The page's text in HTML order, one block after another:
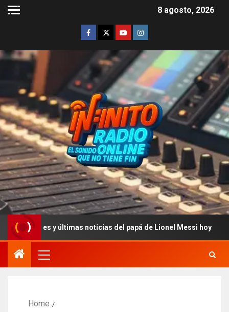
8 agosto, 2026
y últimas noticias del papá de Lionel Messi hoy
Home